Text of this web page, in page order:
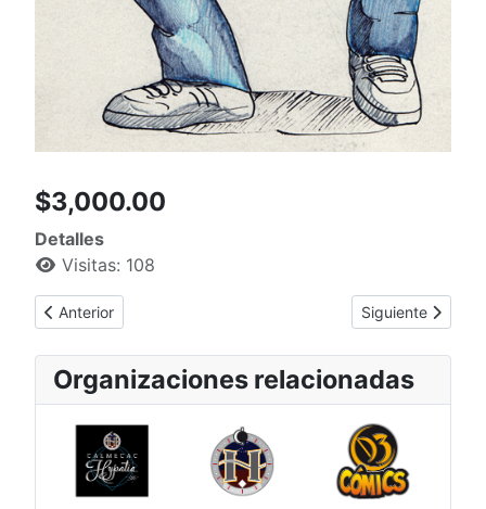
$3,000.00
Detalles
Visitas: 108
Artículo anterior: Herramientas K
Anterior Artículo
Siguiente
Organizaciones relacionadas